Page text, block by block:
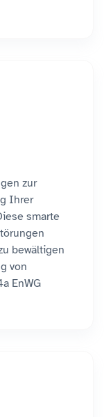
zur
Ihrer
smarte
bewältigen
von
EnWG